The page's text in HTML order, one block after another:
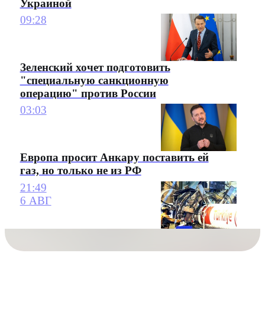
Украиной
09:28
Зеленский хочет подготовить
"специальную санкционную
операцию" против России
03:03
Европа просит Анкару поставить ей
газ, но только не из РФ
21:49
6 АВГ